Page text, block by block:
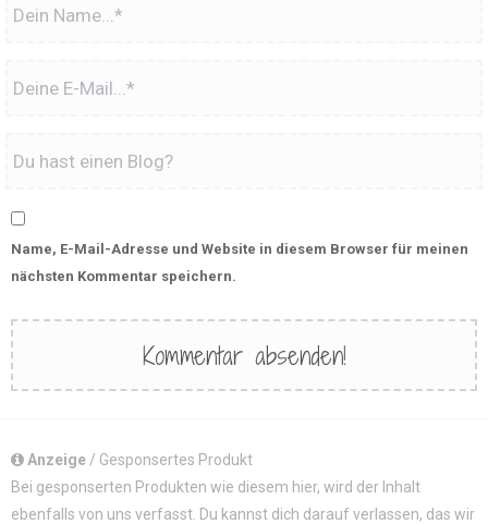
Name, E-Mail-Adresse und Website in diesem Browser für meinen
nächsten Kommentar speichern.
Anzeige / Gesponsertes Produkt
Bei gesponserten Produkten wie diesem hier, wird der Inhalt
ebenfalls von uns verfasst. Du kannst dich darauf verlassen, das wir